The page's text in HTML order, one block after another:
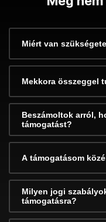
Miért van
Mekkora összeggel
Beszámoltok arról,
támogatást?
A támogatásom
Milyen jogi
támogatásra?